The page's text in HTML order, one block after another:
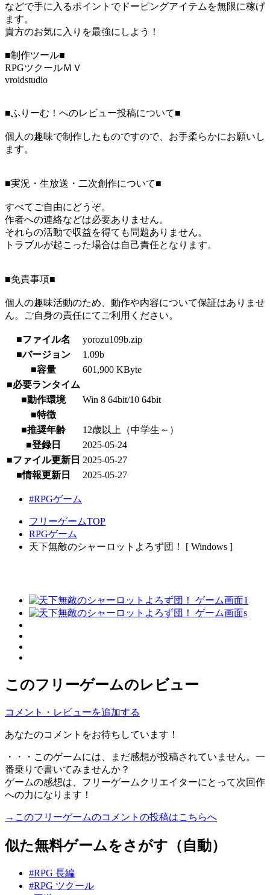
などで手に入るポイントでドーピングアイテムを無限に稼げ
ます。
貴方のお気に入りを最強にしよう！
■制作ツール■
RPGツクールＭＶ
vroidstudio
■ふりーむ！へのレビュー投稿について■
個人の趣味で制作したものですので、お手柔らかにお願いし
ます。
■実況・生放送・二次創作について■
すべてご自由にどうぞ。
作者への連絡などは必要ありません。
それらの活動で収益を得ても問題ありません。
トラブルが起こった場合は自己責任となります。
■免責事項■
個人の趣味活動のため、動作や内容について保証はありませ
ん。ご自身の責任にてご利用ください。
■ファイル名
yorozu109b.zip
■バージョン
1.09b
■容量
601,900 KByte
■必要ランタイム
■動作環境
Win 8 64bit/10 64bit
■特徴
■推奨年齢
12歳以上（中学生～）
■登録日
2025-05-24
■ファイル更新日 2025-05-27
■情報更新日
2025-05-27
#RPGゲーム
フリーゲームTOP
RPGゲーム
天下無敵のシャーロットよろず団！ [ Windows ]
このフリーゲームのレビュー
コメント・レビューを追加する
あなたのコメントをお待ちしています！
・・・このゲームには、まだ感想が投稿されていません。一
番乗りで書いてみませんか？
ゲームの感想は、フリーゲームクリエイターにとって次回作
への力になります！
→このフリーゲームのコメントの投稿はこちらへ
似た無料ゲームをさがす（自動）
#RPG 長編
#RPG ツクール